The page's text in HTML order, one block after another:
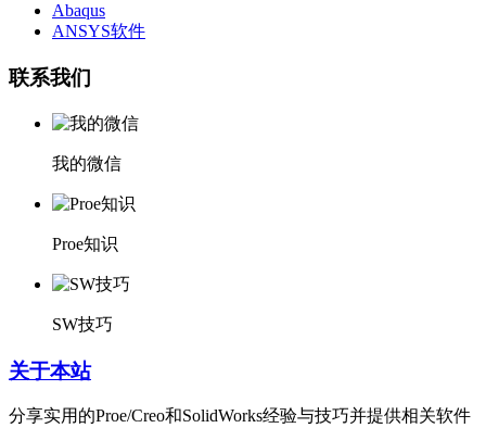
Abaqus
ANSYS软件
联系我们
我的微信
Proe知识
SW技巧
关于本站
分享实用的Proe/Creo和SolidWorks经验与技巧并提供相关软件